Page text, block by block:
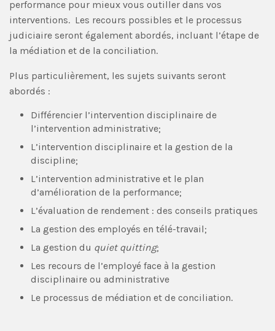
performance pour mieux vous outiller dans vos
interventions. Les recours possibles et le processus
judiciaire seront également abordés, incluant l’étape de
la médiation et de la conciliation.
Plus particulièrement, les sujets suivants seront
abordés :
Différencier l’intervention disciplinaire de
l’intervention administrative;
L’intervention disciplinaire et la gestion de la
discipline;
L’intervention administrative et le plan
d’amélioration de la performance;
L’évaluation de rendement : des conseils pratiques
La gestion des employés en télé-travail;
La gestion du quiet quitting;
Les recours de l’employé face à la gestion
disciplinaire ou administrative
Le processus de médiation et de conciliation.